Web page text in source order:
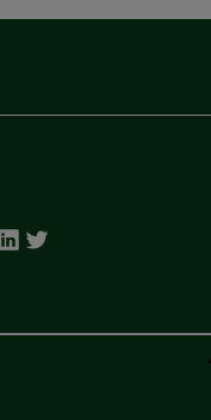
infection